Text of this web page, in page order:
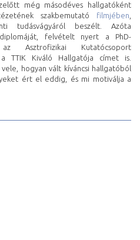
még másodéves hallgatóként
szakbemutató filmjében
tudásvágyáról beszélt. Azóta
felvételt nyert a PhD-
Asztrofizikai Kutatócsoport
TTIK Kiváló Hallgatója címet is.
hogyan vált kíváncsi hallgatóból
ért el eddig, és mi motiválja a